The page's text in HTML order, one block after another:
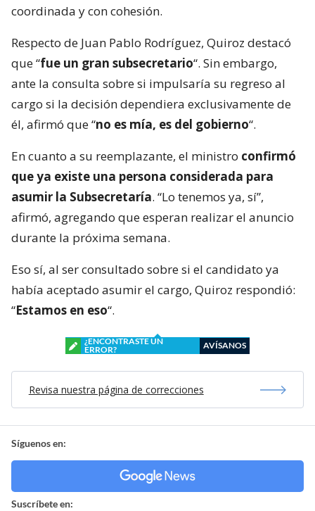
coordinada y con cohesión.
Respecto de Juan Pablo Rodríguez, Quiroz destacó
que “fue un gran subsecretario“. Sin embargo,
ante la consulta sobre si impulsaría su regreso al
cargo si la decisión dependiera exclusivamente de
él, afirmó que “no es mía, es del gobierno“.
En cuanto a su reemplazante, el ministro confirmó
que ya existe una persona considerada para
asumir la Subsecretaría. “Lo tenemos ya, sí”,
afirmó, agregando que esperan realizar el anuncio
durante la próxima semana.
Eso sí, al ser consultado sobre si el candidato ya
había aceptado asumir el cargo, Quiroz respondió:
“Estamos en eso“.
¿ENCONTRASTE UN
ERROR?
AVÍSANOS
Revisa nuestra página de correcciones
Síguenos en:
Suscríbete en: